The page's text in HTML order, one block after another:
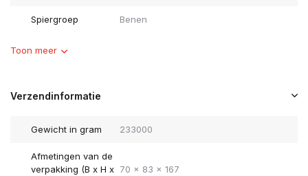
Spiergroep Benen
Toon meer
Verzendinformatie
Gewicht in gram 233000
Afmetingen van de
verpakking (B x H x 70 x 83 x 167